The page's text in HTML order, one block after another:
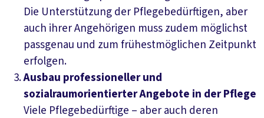
Die Unterstützung der Pflegebedürftigen, aber
auch ihrer Angehörigen muss zudem möglichst
passgenau und zum frühestmöglichen Zeitpunkt
erfolgen.
Ausbau professioneller und
sozialraumorientierter Angebote in der Pflege
Viele Pflegebedürftige – aber auch deren